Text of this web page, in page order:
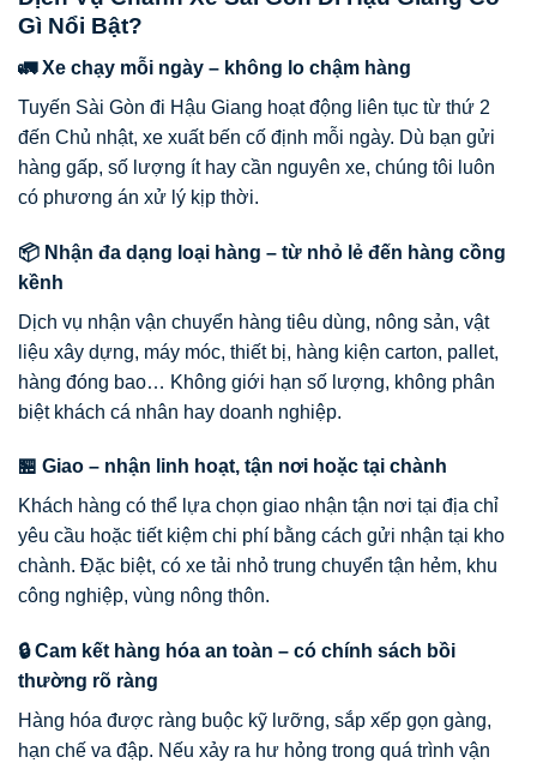
Gì Nổi Bật?
🚛 Xe chạy mỗi ngày – không lo chậm hàng
Tuyến Sài Gòn đi Hậu Giang hoạt động liên tục từ thứ 2
đến Chủ nhật, xe xuất bến cố định mỗi ngày. Dù bạn gửi
hàng gấp, số lượng ít hay cần nguyên xe, chúng tôi luôn
có phương án xử lý kịp thời.
📦 Nhận đa dạng loại hàng – từ nhỏ lẻ đến hàng cồng
kềnh
Dịch vụ nhận vận chuyển hàng tiêu dùng, nông sản, vật
liệu xây dựng, máy móc, thiết bị, hàng kiện carton, pallet,
hàng đóng bao… Không giới hạn số lượng, không phân
biệt khách cá nhân hay doanh nghiệp.
🏪 Giao – nhận linh hoạt, tận nơi hoặc tại chành
Khách hàng có thể lựa chọn giao nhận tận nơi tại địa chỉ
yêu cầu hoặc tiết kiệm chi phí bằng cách gửi nhận tại kho
chành. Đặc biệt, có xe tải nhỏ trung chuyển tận hẻm, khu
công nghiệp, vùng nông thôn.
🔒 Cam kết hàng hóa an toàn – có chính sách bồi
thường rõ ràng
Hàng hóa được ràng buộc kỹ lưỡng, sắp xếp gọn gàng,
hạn chế va đập. Nếu xảy ra hư hỏng trong quá trình vận